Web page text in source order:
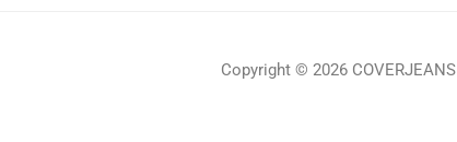
Copyright © 2026 COVERJEANS